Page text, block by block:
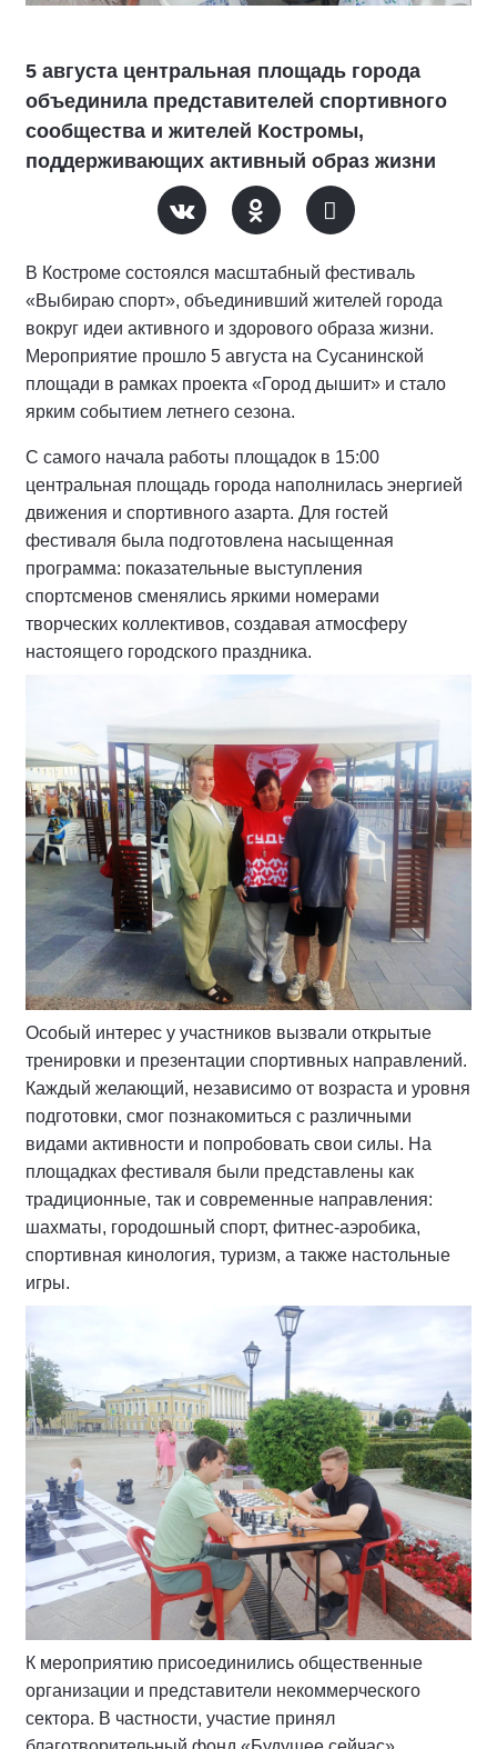
5 августа центральная площадь города
объединила представителей спортивного
сообщества и жителей Костромы,
поддерживающих активный образ жизни
В Костроме состоялся масштабный фестиваль
«Выбираю спорт», объединивший жителей города
вокруг идеи активного и здорового образа жизни.
Мероприятие прошло 5 августа на Сусанинской
площади в рамках проекта «Город дышит» и стало
ярким событием летнего сезона.
С самого начала работы площадок в 15:00
центральная площадь города наполнилась энергией
движения и спортивного азарта. Для гостей
фестиваля была подготовлена насыщенная
программа: показательные выступления
спортсменов сменялись яркими номерами
творческих коллективов, создавая атмосферу
настоящего городского праздника.
Особый интерес у участников вызвали открытые
тренировки и презентации спортивных направлений.
Каждый желающий, независимо от возраста и уровня
подготовки, смог познакомиться с различными
видами активности и попробовать свои силы. На
площадках фестиваля были представлены как
традиционные, так и современные направления:
шахматы, городошный спорт, фитнес-аэробика,
спортивная кинология, туризм, а также настольные
игры.
К мероприятию присоединились общественные
организации и представители некоммерческого
сектора. В частности, участие принял